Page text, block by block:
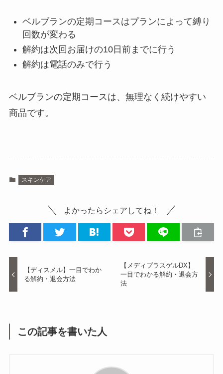
ベルブランの定期コースはプランによって縛り
回数が変わる
解約は次回お届けの10日前までに行う
解約は電話のみで行う
ベルブランの定期コースは、無理なく続けやすい
商品です。
スキンケア
よかったらシェアしてね！
【ディスメル】一目でわか
る解約・退会方法
【メディプラスゲルDX】
一目でわかる解約・退会方
法
この記事を書いた人